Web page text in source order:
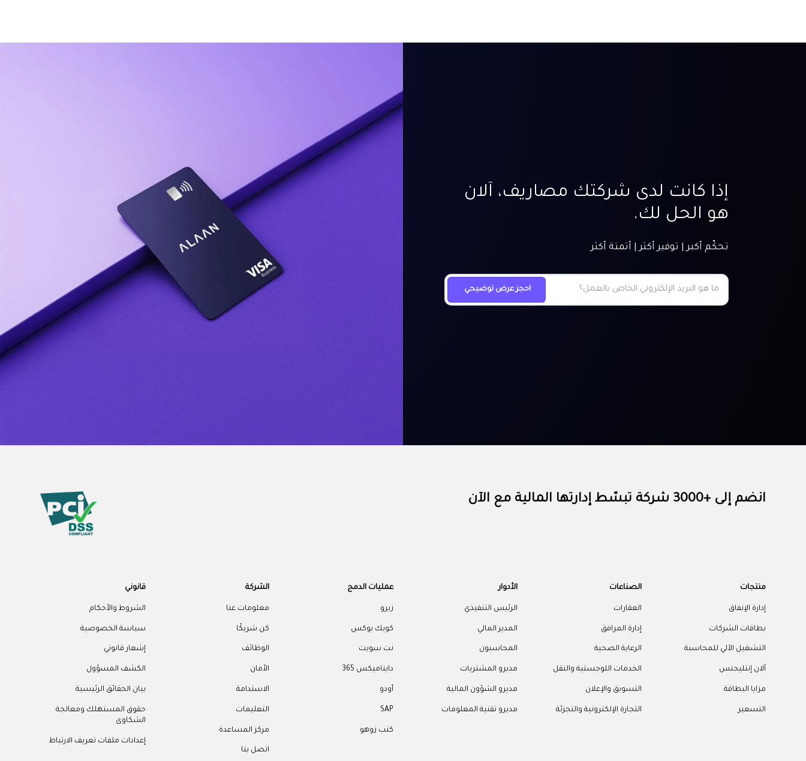
إذا كانت لدى شركتك مصاريف، آلان
هو الحل لك.
تحكّم أكبر | توفير أكثر | أتمتة أكثر
انضم إلى +3000 شركة تبسّط إدارتها المالية مع الآن
منتجات
إدارة الإنفاق
بطاقات الشركات
التشغيل الآلي للمحاسبة
آلان إنتليجنس
مزايا البطاقة
التسعير
الصناعات
العقارات
إدارة المرافق
الرعاية الصحية
الخدمات اللوجستية والنقل
التسويق والإعلان
التجارة الإلكترونية والتجزئة
الأدوار
الرئيس التنفيذي
المدير المالي
المحاسبون
مديرو المشتريات
مديرو الشؤون المالية
مديرو تقنية المعلومات
عمليات الدمج
زيرو
كويك بوكس
نت سويت
دايناميكس 365
أودو
SAP
كتب زوهو
الشركة
معلومات عنا
كن شريكًا
الوظائف
الأمان
الاستدامة
التعليمات
مركز المساعدة
اتصل بنا
قانوني
الشروط والأحكام
سياسة الخصوصية
إشعار قانوني
الكشف المسؤول
بيان الحقائق الرئيسية
حقوق المستهلك ومعالجة
الشكاوى
إعدادات ملفات تعريف الارتباط